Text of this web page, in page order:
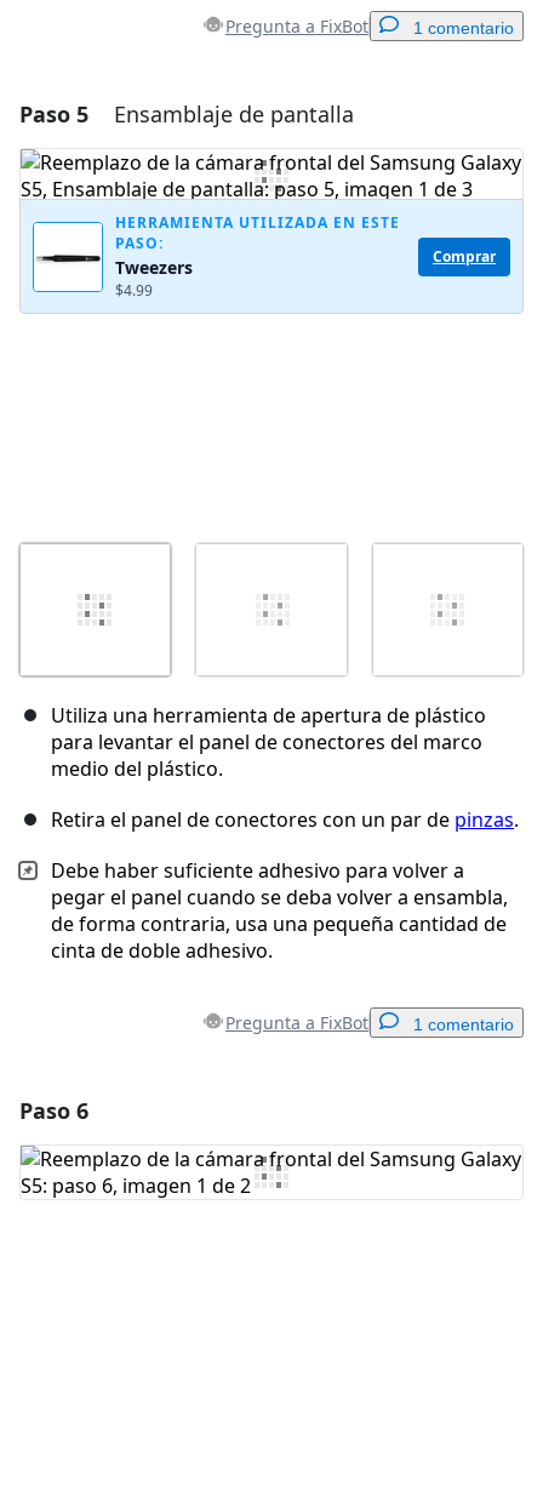
Pregunta a FixBot 1 comentario
Agregar un comentario
Agregar Comentario
Publicar comentario
Paso 5 Ensamblaje de pantalla
HERRAMIENTA UTILIZADA EN ESTE
PASO:
Tweezers
$4.99
Comprar
Utiliza una herramienta de apertura de plástico
para levantar el panel de conectores del marco
medio del plástico.
Retira el panel de conectores con un par de pinzas.
Debe haber suficiente adhesivo para volver a
pegar el panel cuando se deba volver a ensambla,
de forma contraria, usa una pequeña cantidad de
cinta de doble adhesivo.
Pregunta a FixBot 1 comentario
Agregar Comentario
Paso 6